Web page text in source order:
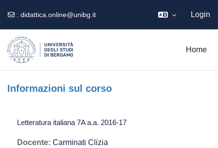
: didattica.online@unibg.it Login
Home
Informazioni sul corso
Letteratura italiana 7A a.a. 2016-17
Docente: Carminati Clizia